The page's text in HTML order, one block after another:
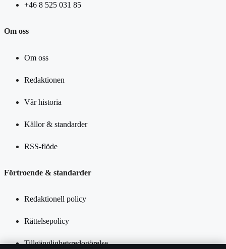
+46 8 525 031 85
Om oss
Om oss
Redaktionen
Vår historia
Källor & standarder
RSS-flöde
Förtroende & standarder
Redaktionell policy
Rättelsepolicy
Tillgänglighetsredogörelse